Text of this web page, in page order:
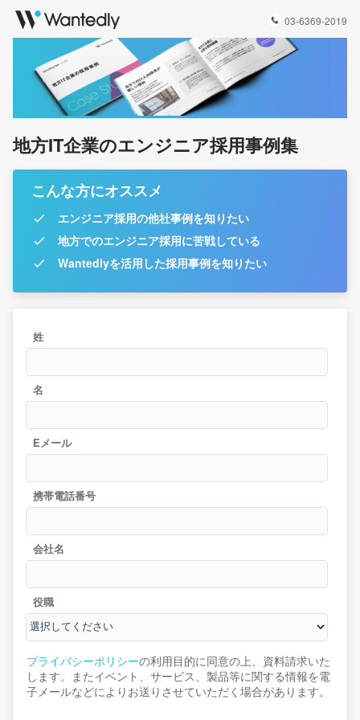
03-6369-2019
地方IT企業のエンジニア採用事例集
こんな方にオススメ
エンジニア採用の他社事例を知りたい
地方でのエンジニア採用に苦戦している
Wantedlyを活用した採用事例を知りたい
姓
名
Eメール
携帯電話番号
会社名
役職
プライバシーポリシーの利用目的に同意の上、資料請求いた
します。またイベント、サービス、製品等に関する情報を電
子メールなどによりお送りさせていただく場合があります。